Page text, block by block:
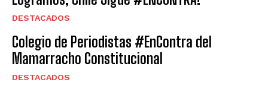
DESTACADOS
Colegio de Periodistas #EnContra del
Mamarracho Constitucional
DESTACADOS